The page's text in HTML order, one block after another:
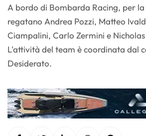
A bordo di Bombarda Racing, per la
regatano Andrea Pozzi, Matteo
Ciampalini, Carlo Zermini e
L'attività del team è coordinata dal
Desiderato.